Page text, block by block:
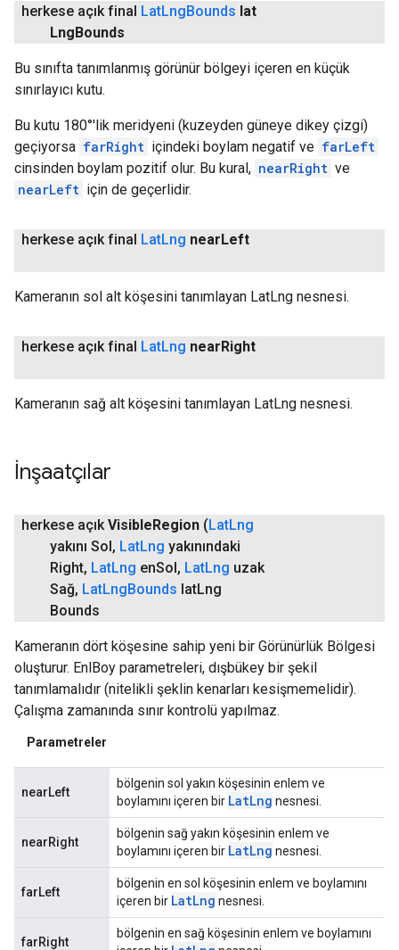
herkese açık final LatLngBounds lat
LngBounds
Bu sınıfta tanımlanmış görünür bölgeyi içeren en küçük
sınırlayıcı kutu.
Bu kutu 180°'lik meridyeni (kuzeyden güneye dikey çizgi)
geçiyorsa farRight içindeki boylam negatif ve farLeft
cinsinden boylam pozitif olur. Bu kural, nearRight ve
nearLeft için de geçerlidir.
herkese açık final LatLng nearLeft
Kameranın sol alt köşesini tanımlayan LatLng nesnesi.
herkese açık final LatLng nearRight
Kameranın sağ alt köşesini tanımlayan LatLng nesnesi.
İnşaatçılar
herkese açıkVisibleRegion (LatLng
yakını Sol, LatLng yakınındaki
Right, LatLng enSol, LatLng uzak
Sağ, LatLngBounds latLng
Bounds
Kameranın dört köşesine sahip yeni bir Görünürlük Bölgesi
oluşturur. EnlBoy parametreleri, dışbükey bir şekil
tanımlamalıdır (nitelikli şeklin kenarları kesişmemelidir).
Çalışma zamanında sınır kontrolü yapılmaz.
Parametreler
nearLeft
bölgenin sol yakın köşesinin enlem ve
boylamını içeren bir LatLng nesnesi.
nearRight
bölgenin sağ yakın köşesinin enlem ve
boylamını içeren bir LatLng nesnesi.
farLeft
bölgenin en sol köşesinin enlem ve boylamını
içeren bir LatLng nesnesi.
farRight
bölgenin en sağ köşesinin enlem ve boylamını